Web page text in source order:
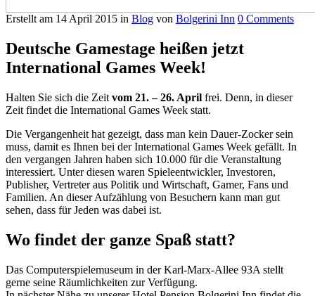
Erstellt am 14 April 2015 in Blog von Bolgerini Inn 0 Comments
Deutsche Gamestage heißen jetzt
International Games Week!
Halten Sie sich die Zeit vom 21. – 26. April frei. Denn, in dieser
Zeit findet die International Games Week statt.
Die Vergangenheit hat gezeigt, dass man kein Dauer-Zocker sein
muss, damit es Ihnen bei der International Games Week gefällt. In
den vergangen Jahren haben sich 10.000 für die Veranstaltung
interessiert. Unter diesen waren Spieleentwickler, Investoren,
Publisher, Vertreter aus Politik und Wirtschaft, Gamer, Fans und
Familien. An dieser Aufzählung von Besuchern kann man gut
sehen, dass für Jeden was dabei ist.
Wo findet der ganze Spaß statt?
Das Computerspielemuseum in der Karl-Marx-Allee 93A stellt
gerne seine Räumlichkeiten zur Verfügung.